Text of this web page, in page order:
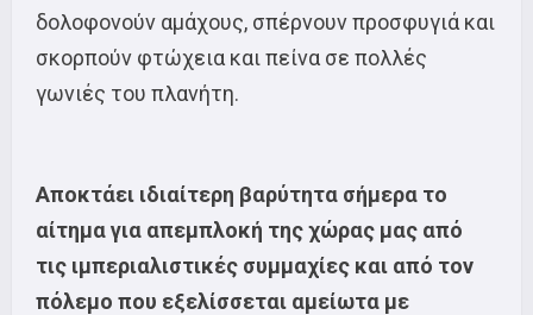
δολοφονούν αμάχους, σπέρνουν προσφυγιά και
σκορπούν φτώχεια και πείνα σε πολλές
γωνιές του πλανήτη.
Αποκτάει ιδιαίτερη βαρύτητα σήμερα το
αίτημα για απεμπλοκή της χώρας μας από
τις ιμπεριαλιστικές συμμαχίες και από τον
πόλεμο που εξελίσσεται αμείωτα με